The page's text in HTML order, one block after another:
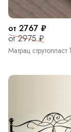
от 2767 ₽
от 2975 ₽
Матрац